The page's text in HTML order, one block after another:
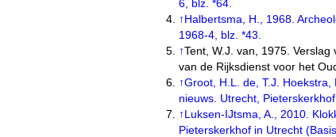
6, blz. *64.
↑Halbertsma, H., 1968.
1968-4, blz. *43.
↑Tent, W.J. van, 1975.
van de Rijksdienst voor het
↑Groot, H.L. de, T.J.
nieuws. Utrecht,
↑Luksen-IJtsma, A., 2010.
Pieterskerkhof in Utrecht